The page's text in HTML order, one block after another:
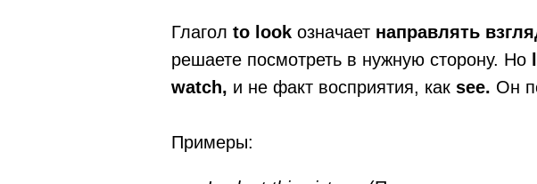
Глагол to look означает направлять
решаете посмотреть в нужную сторону. Но
watch, и не факт восприятия, как see. Он
Примеры: